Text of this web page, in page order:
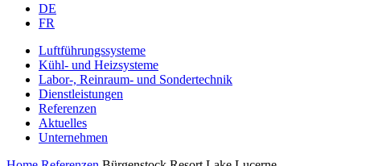
DE
FR
Luftführungssysteme
Kühl- und Heizsysteme
Labor-, Reinraum- und Sondertechnik
Dienstleistungen
Referenzen
Aktuelles
Unternehmen